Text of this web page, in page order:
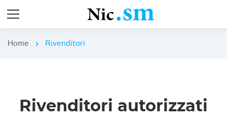
Home chevron_right Rivenditori
Rivenditori autorizzati